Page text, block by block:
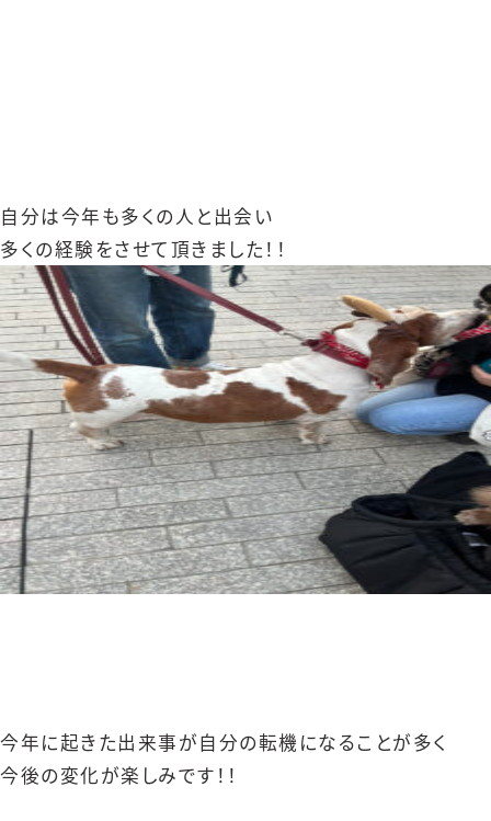
自分は今年も多くの人と出会い
多くの経験をさせて頂きました！！
今年に起きた出来事が自分の転機になることが多く
今後の変化が楽しみです！！